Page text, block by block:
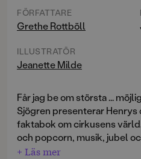
FÖRFATTARE
Grethe Rottböll
ILLUSTRATÖR
Jeanette Milde
Får jag be om största ...
Sjögren presenterar Henrys
faktabok om cirkusens värld. Doften av sågspån,
och popcorn, musik, jubel
ballerinor, clowner och
+ Läs mer